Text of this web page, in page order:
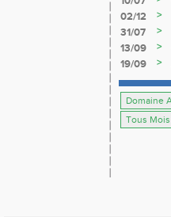
02/12
>
31/07 >
13/09
>
19/09
>